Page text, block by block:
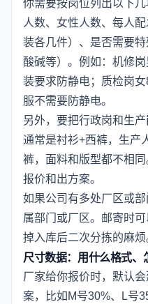
你需要按岗位列出以下
人数、女性人数、每人
装各几件）、是否需要
酸碱等）。例如：机修
装要求防静电；质检岗
服不需要防静电。
另外，要把行政岗和生
通常是衬衫+西裤，生产
裤，面料和版型都不相
报价和出方案。
如果公司有多处厂区或
属部门或厂区。邮寄时
掉入库后二次分拣的麻烦
尺寸数据：用什么格式、
厂家给你报价时，默认
案，比如M号30%、L号